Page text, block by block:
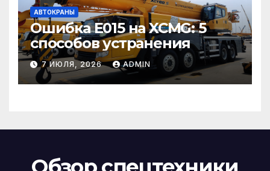
АВТОКРАНЫ
Ошибка E015 на XCMG: 5
способов устранения
7 ИЮЛЯ, 2026 ADMIN